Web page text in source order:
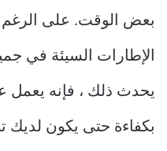
بعض الوقت. على
الإطارات السيئة في
يحدث ذلك ، فإنه يعمل
بكفاءة حتى يكون